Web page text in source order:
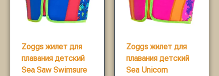
Zoggs жилет для
плавания детский
Sea Saw Swimsure
Zoggs жилет для
плавания детский
Sea Unicorn